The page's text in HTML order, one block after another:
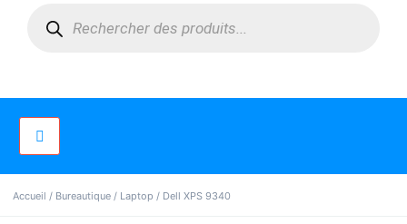
Accueil / Bureautique / Laptop / Dell XPS 9340